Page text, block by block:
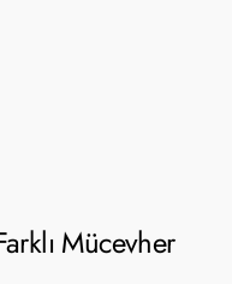
Mücevher